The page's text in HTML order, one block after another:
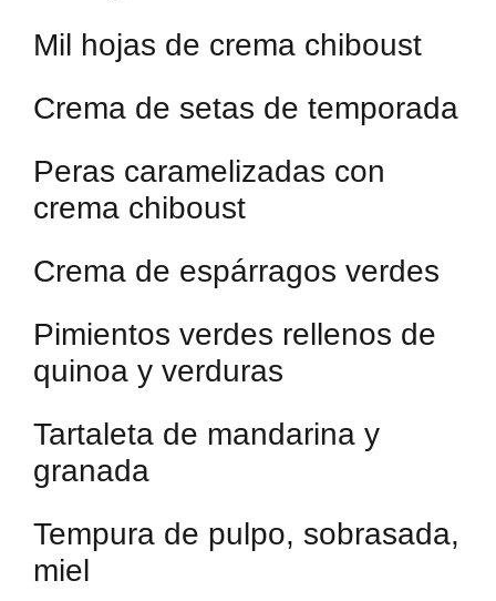
Mil hojas de crema chiboust
Crema de setas de temporada
Peras caramelizadas con
crema chiboust
Crema de espárragos verdes
Pimientos verdes rellenos de
quinoa y verduras
Tartaleta de mandarina y
granada
Tempura de pulpo, sobrasada,
miel